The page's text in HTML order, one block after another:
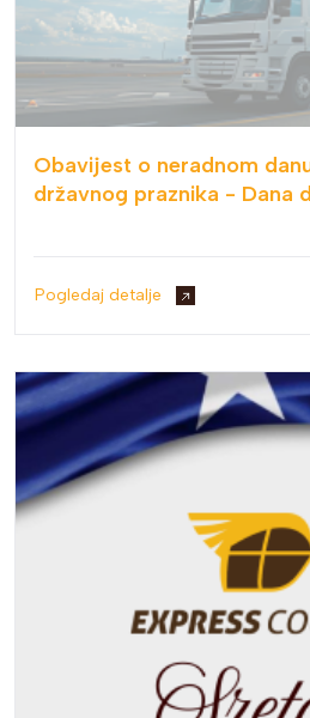
Obavijest o neradnom
državnog praznika - Dana
Pogledaj detalje